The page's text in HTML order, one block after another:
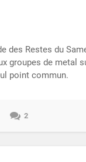
des Restes du
groupes de metal
point commun.
2